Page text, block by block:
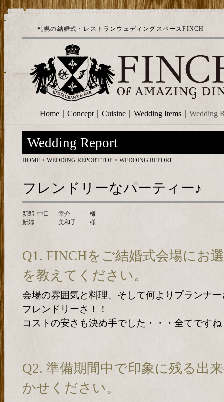
札幌の結婚式・レストランウェディングスペースFINCH
Home Concept Cuisine Wedding Items Wedding
Wedding Report
HOME > WEDDING REPORT TOP > WEDDING REPORT
フレンドリーなパーティー♪
新郎 中口 幸介
様
新婦
美和子 様
Q1. FINCHをご結婚式会場にお
を教えてください。
会場の雰囲気と料理、そして何よりプランナ
フレンドリーさ！！
コストの安さも決め手でした・・・全てです
Q2. 準備期間中で印象に残る出
かせください。